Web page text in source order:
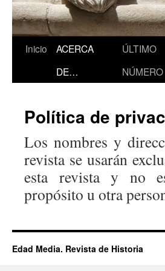
Inicio
ACERCA
DE…
ÚLTIMO
NÚMERO
Política de
Los nombres y
revista se usarán
esta revista y no
propósito u otra
Edad Media. Revista de Historia